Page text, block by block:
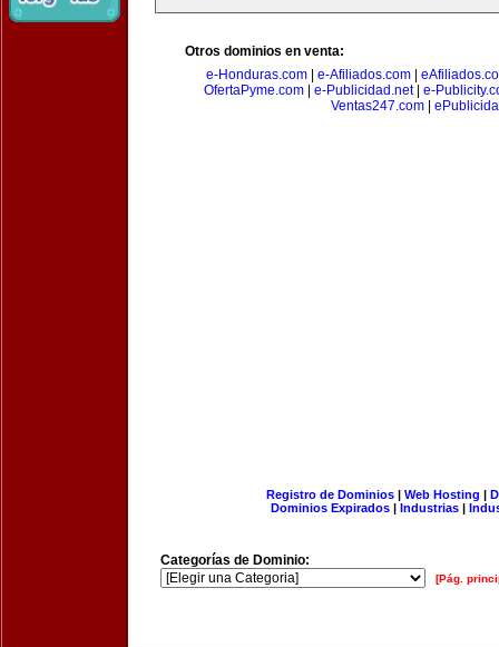
Otros dominios en venta:
e-Honduras.com| e-Afiliados.com|
OfertaPyme.com| e-Publicidad.net| e-
Ventas247.com
Registro de Dominios| Web Hosting |
Dominios Expirados | Industrias |
Categorías de Dominio:
[Pág.